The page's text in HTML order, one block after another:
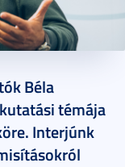
Béla
témája
Interjúnk